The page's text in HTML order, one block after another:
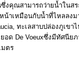
ซึ่งคุณสามารถว่ายน้ำในส
าเหมือนกับน้ำที่ไหลลงม
ทะเลสาบปล่องภูเข
อด De Voeuxซึ่งมีทัศนีย
มตร